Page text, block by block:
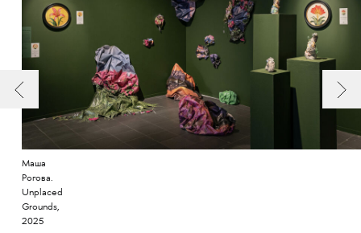
Маша
Рогова.
Unplaced
Grounds,
2025